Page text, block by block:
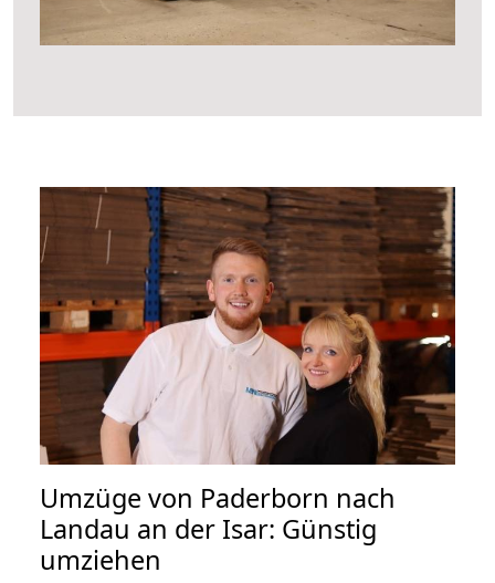
Umzüge von Paderborn nach
Landau an der Isar: Günstig
umziehen